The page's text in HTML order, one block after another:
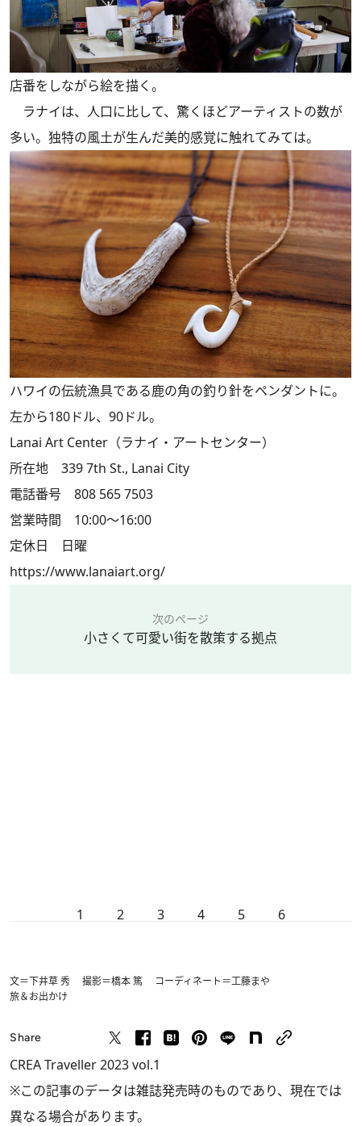
店番をしながら絵を描く。
ラナイは、人口に比して、驚くほどアーティストの数が
多い。独特の風土が生んだ美的感覚に触れてみては。
ハワイの伝統漁具である鹿の角の釣り針をペンダントに。
左から180ドル、90ドル。
Lanai Art Center（ラナイ・アートセンター）
所在地 339 7th St., Lanai City
電話番号 808 565 7503
営業時間 10:00～16:00
定休日 日曜
https://www.lanaiart.org/
次のページ
小さくて可愛い街を散策する拠点
1 2 3 4 5 6
文＝下井草 秀 撮影＝橋本 篤 コーディネート＝工藤まや
旅＆お出かけ
Share
CREA Traveller 2023 vol.1
※この記事のデータは雑誌発売時のものであり、現在では
異なる場合があります。